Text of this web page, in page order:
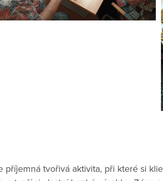
tvořivá aktivita, při které si